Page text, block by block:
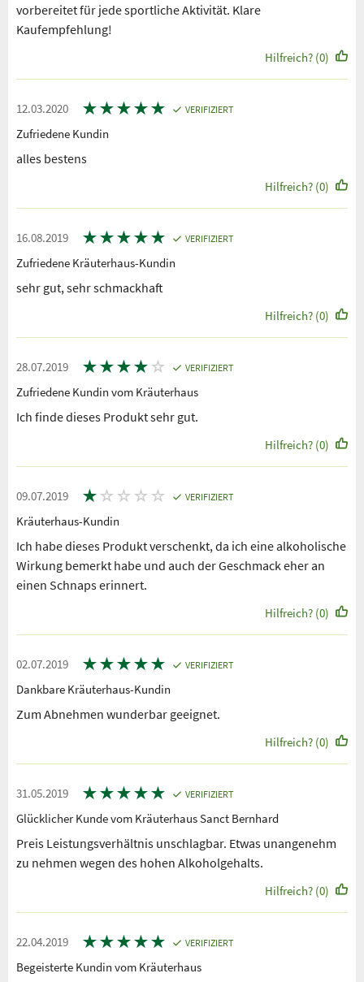
vorbereitet für jede sportliche Aktivität. Klare
Kaufempfehlung!
Hilfreich? (0)
12.03.2020 ★★★★★ VERIFIZIERT
Zufriedene Kundin
alles bestens
Hilfreich? (0)
16.08.2019 ★★★★★ VERIFIZIERT
Zufriedene Kräuterhaus-Kundin
sehr gut, sehr schmackhaft
Hilfreich? (0)
28.07.2019 ★★★★ ☆ VERIFIZIERT
Zufriedene Kundin vom Kräuterhaus
Ich finde dieses Produkt sehr gut.
Hilfreich? (0)
09.07.2019 ★ ☆ ☆ ☆ ☆ VERIFIZIERT
Kräuterhaus-Kundin
Ich habe dieses Produkt verschenkt, da ich eine alkoholische
Wirkung bemerkt habe und auch der Geschmack eher an
einen Schnaps erinnert.
Hilfreich? (0)
02.07.2019 ★★★★★ VERIFIZIERT
Dankbare Kräuterhaus-Kundin
Zum Abnehmen wunderbar geeignet.
Hilfreich? (0)
31.05.2019 ★★★★★ VERIFIZIERT
Glücklicher Kunde vom Kräuterhaus Sanct Bernhard
Preis Leistungsverhältnis unschlagbar. Etwas unangenehm
zu nehmen wegen des hohen Alkoholgehalts.
Hilfreich? (0)
22.04.2019 ★★★★★ VERIFIZIERT
Begeisterte Kundin vom Kräuterhaus